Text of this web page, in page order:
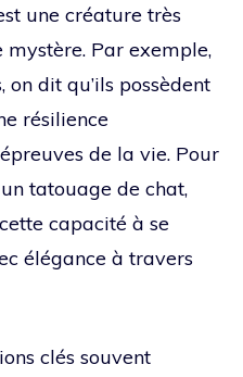
une créature très
mystère. Par exemple,
dit qu’ils possèdent
résilience
de la vie. Pour
tatouage de chat,
capacité à se
élégance à travers
clés souvent